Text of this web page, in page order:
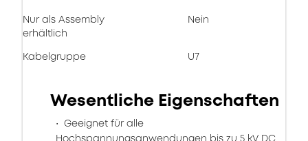
Nur als Assembly
erhältlich
Nein
Kabelgruppe U7
Wesentliche Eigenschaften
Geeignet für alle